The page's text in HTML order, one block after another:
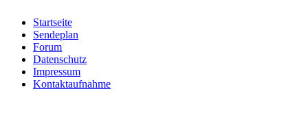
Startseite
Sendeplan
Forum
Datenschutz
Impressum
Kontaktaufnahme